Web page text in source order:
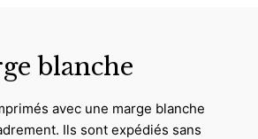
blanche
avec une marge blanche
Ils sont expédiés sans